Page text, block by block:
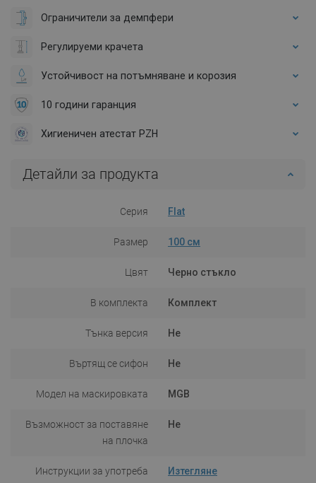
Ограничители за демпфери
Регулируеми крачета
Устойчивост на потъмняване и корозия
10 години гаранция
Хигиеничен атестат PZH
Детайли за продукта
Серия Flat
Размер 100 см
Цвят Черно стъкло
В комплекта Комплект
Тънка версия Не
Въртящ се сифон Не
Модел на маскировката MGB
Възможност за поставяне
на плочка
Не
Инструкции за употреба Изтегляне